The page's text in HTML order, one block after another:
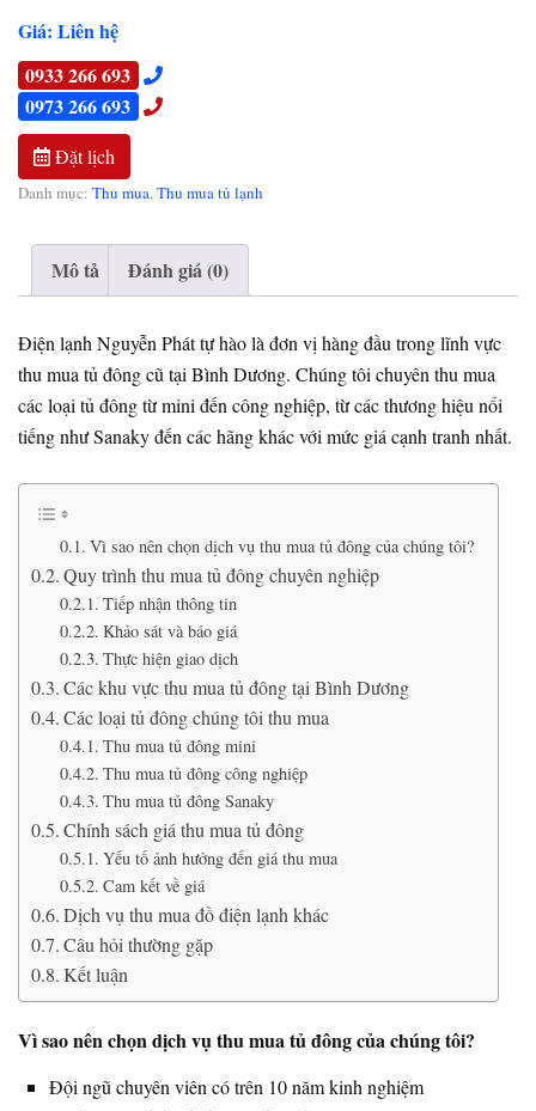
Giá: Liên hệ
0933 266 693
0973 266 693
Đặt lịch
Danh mục: Thu mua,Thu mua tủ lạnh
Mô tả Đánh giá (0)
Điện lạnh Nguyễn Phát tự hào là đơn vị hàng đầu trong lĩnh vực
thu mua tủ đông cũ tại Bình Dương. Chúng tôi chuyên thu mua
các loại tủ đông từ mini đến công nghiệp, từ các thương hiệu nổi
tiếng như Sanaky đến các hãng khác với mức giá cạnh tranh nhất.
Vì sao nên chọn dịch vụ thu mua tủ đông của chúng tôi?
Quy trình thu mua tủ đông chuyên nghiệp
Tiếp nhận thông tin
Khảo sát và báo giá
Thực hiện giao dịch
Các khu vực thu mua tủ đông tại Bình Dương
Các loại tủ đông chúng tôi thu mua
Thu mua tủ đông mini
Thu mua tủ đông công nghiệp
Thu mua tủ đông Sanaky
Chính sách giá thu mua tủ đông
Yếu tố ảnh hưởng đến giá thu mua
Cam kết về giá
Dịch vụ thu mua đồ điện lạnh khác
Câu hỏi thường gặp
Kết luận
Vì sao nên chọn dịch vụ thu mua tủ đông của chúng tôi?
Đội ngũ chuyên viên có trên 10 năm kinh nghiệm